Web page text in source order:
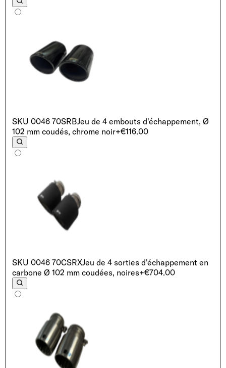
SKU 0046 70SRBJeu de 4 embouts d'échappement, Ø
102 mm coudés, chrome noir+€116.00
SKU 0046 70CSRXJeu de 4 sorties d'échappement en
carbone Ø 102 mm coudées, noires+€704.00